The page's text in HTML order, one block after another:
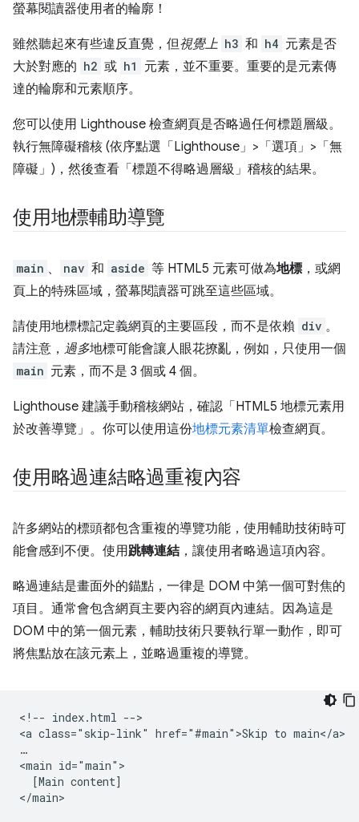
螢幕閱讀器使用者的輪廓！
雖然聽起來有些違反直覺，但視覺上 h3 和 h4 元素是否
大於對應的 h2 或 h1
元素，並不重要。重要的是元素傳
達的輪廓和元素順序。
您可以使用 Lighthouse 檢查網頁是否略過任何標題層級。
執行無障礙稽核 (依序點選「Lighthouse」>「選項」>「無
障礙」 )，然後查看「標題不得略過層級」 稽核的結果。
使用地標輔助導覽
main 、 nav 和 aside 等 HTML5 元素可做為地標 ，或網
頁上的特殊區域，螢幕閱讀器可跳至這些區域。
請使用地標標記定義網頁的主要區段，而不是依賴 div 。
請注意， 過多地標可能會讓人眼花撩亂，例如，只使用一個
main 元素，而不是 3 個或 4 個。
Lighthouse 建議手動稽核網站，確認「HTML5 地標元素用
於改善導覽」。你可以使用這份地標元素清單檢查網頁。
使用略過連結略過重複內容
許多網站的標頭都包含重複的導覽功能，使用輔助技術時可
能會感到不便。使用跳轉連結 ，讓使用者略過這項內容。
略過連結是畫面外的錨點，一律是 DOM 中第一個可對焦的
項目。通常會包含網頁主要內容的網頁內連結。因為這是
DOM 中的第一個元素，輔助技術只要執行單一動作，即可
將焦點放在該元素上，並略過重複的導覽。
<!-- index.html -->
<a class="skip-link" href="#main">Skip to main</a>
…
<main id="main">
  [Main content]